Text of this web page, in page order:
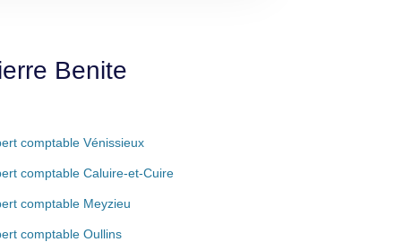
Benite
comptable Vénissieux
comptable Caluire-et-Cuire
comptable Meyzieu
comptable Oullins